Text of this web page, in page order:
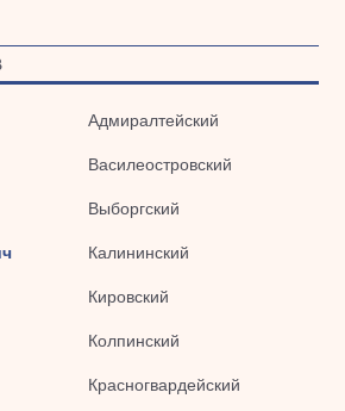
Адмиралтейский
Василеостровский
Выборгский
Калининский
Кировский
Колпинский
Красногвардейский